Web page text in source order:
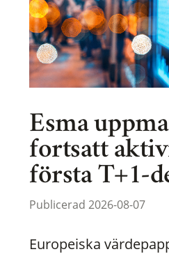
Esma
fortsatt
första T+1-
Publicerad 2026-08-07
Europeiska